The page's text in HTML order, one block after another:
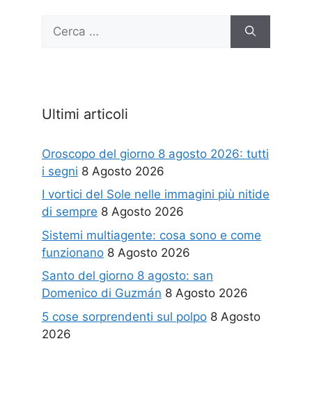
per:
Ultimi articoli
Oroscopo del giorno 8 agosto 2026: tutti
i segni 8 Agosto 2026
I vortici del Sole nelle immagini più nitide
di sempre 8 Agosto 2026
Sistemi multiagente: cosa sono e come
funzionano 8 Agosto 2026
Santo del giorno 8 agosto: san
Domenico di Guzmán 8 Agosto 2026
5 cose sorprendenti sul polpo 8 Agosto
2026